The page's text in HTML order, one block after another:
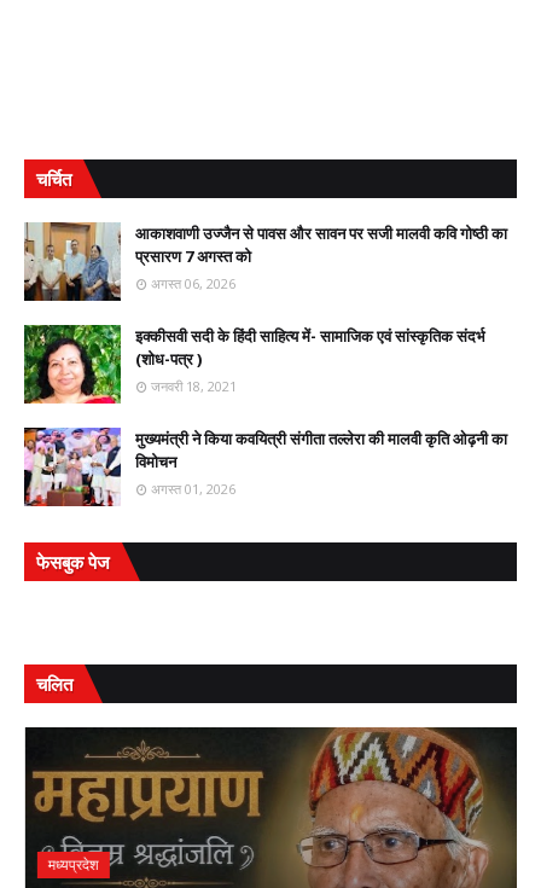
चर्चित
आकाशवाणी उज्जैन से पावस और सावन पर सजी मालवी कवि गोष्ठी का
प्रसारण 7 अगस्त को
अगस्त 06, 2026
इक्कीसवी सदी के हिंदी साहित्य में- सामाजिक एवं सांस्कृतिक संदर्भ
(शोध-पत्र )
जनवरी 18, 2021
मुख्यमंत्री ने किया कवयित्री संगीता तल्लेरा की मालवी कृति ओढ़नी का
विमोचन
अगस्त 01, 2026
फेसबुक पेज
चलित
मध्यप्रदेश